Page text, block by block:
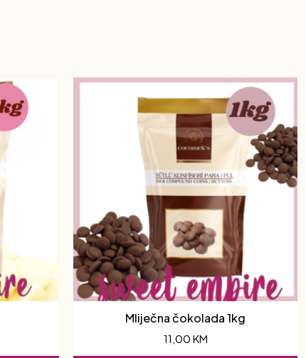
Mliječna čokolada 1kg
11,00 KM